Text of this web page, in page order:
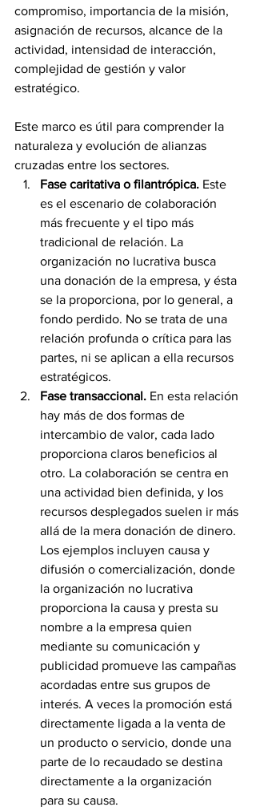
compromiso, importancia de la misión,
asignación de recursos, alcance de la
actividad, intensidad de interacción,
complejidad de gestión y valor
estratégico.
Este marco es útil para comprender la
naturaleza y evolución de alianzas
cruzadas entre los sectores.
Fase caritativa o filantrópica. Este
es el escenario de colaboración
más frecuente y el tipo más
tradicional de relación. La
organización no lucrativa busca
una donación de la empresa, y ésta
se la proporciona, por lo general, a
fondo perdido. No se trata de una
relación profunda o crítica para las
partes, ni se aplican a ella recursos
estratégicos.
Fase transaccional. En esta relación
hay más de dos formas de
intercambio de valor, cada lado
proporciona claros beneficios al
otro. La colaboración se centra en
una actividad bien definida, y los
recursos desplegados suelen ir más
allá de la mera donación de dinero.
Los ejemplos incluyen causa y
difusión o comercialización, donde
la organización no lucrativa
proporciona la causa y presta su
nombre a la empresa quien
mediante su comunicación y
publicidad promueve las campañas
acordadas entre sus grupos de
interés. A veces la promoción está
directamente ligada a la venta de
un producto o servicio, donde una
parte de lo recaudado se destina
directamente a la organización
para su causa.